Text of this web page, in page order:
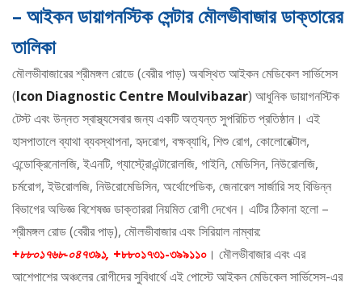
– আইকন ডায়াগনস্টিক সেন্টার মৌলভীবাজার ডাক্তারের
তালিকা
মৌলভীবাজারের শ্রীমঙ্গল রোডে (বেরীর পাড়) অবস্থিত আইকন মেডিকেল সার্ভিসেস
(Icon Diagnostic Centre Moulvibazar) আধুনিক ডায়াগনস্টিক
টেস্ট এবং উন্নত স্বাস্থ্যসেবার জন্য একটি অত্যন্ত সুপরিচিত প্রতিষ্ঠান। এই
হাসপাতালে ব্যাথা ব্যবস্থাপনা, হৃদরোগ, বক্ষব্যাধি, শিশু রোগ, কোলোরেক্টাল,
এন্ডোক্রিনোলজি, ইএনটি, গ্যাস্ট্রোএন্টারোলজি, গাইনি, মেডিসিন, নিউরোলজি,
চর্মরোগ, ইউরোলজি, নিউরোমেডিসিন, অর্থোপেডিক, জেনারেল সার্জারি সহ বিভিন্ন
বিভাগের অভিজ্ঞ বিশেষজ্ঞ ডাক্তাররা নিয়মিত রোগী দেখেন। এটির ঠিকানা হলো –
শ্রীমঙ্গল রোড (বেরীর পাড়), মৌলভীবাজার এবং সিরিয়াল নাম্বার:
+৮৮০১৭৬৮-০৪৭৩৯১, +৮৮০১৭৩১-৩৯৯১১০ । মৌলভীবাজার এবং এর
আশেপাশের অঞ্চলের রোগীদের সুবিধার্থে এই পোস্টে আইকন মেডিকেল সার্ভিসেস-এর